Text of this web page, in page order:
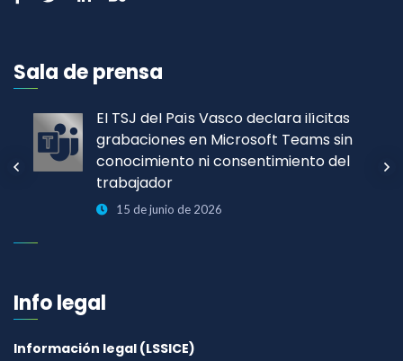
Sala de prensa
El TSJ del País Vasco declara ilícitas
grabaciones en Microsoft Teams sin
conocimiento ni consentimiento del
trabajador
15 de junio de 2026
Info legal
Información legal (LSSICE)